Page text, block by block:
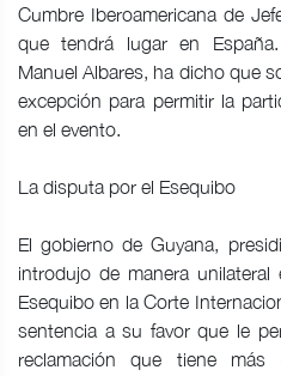
Cumbre Iberoamericana de
que tendrá lugar en
Manuel Albares, ha dicho que
excepción para permitir la
en el evento.
La disputa por el Esequibo
El gobierno de Guyana,
introdujo de manera
Esequibo en la Corte
sentencia a su favor que le
reclamación que tiene